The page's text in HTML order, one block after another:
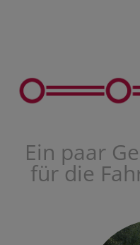
Ein paar
für die